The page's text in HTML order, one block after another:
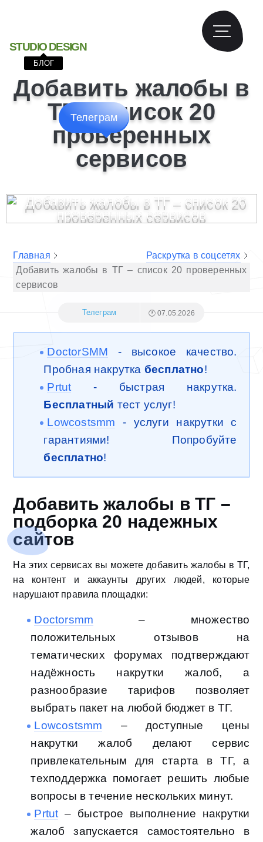
STUDIO DESIGN
БЛОГ
Добавить жалобы в
ТГ – список 20
проверенных
сервисов
Телеграм
Главная
Раскрутка в соцсетях
Добавить жалобы в ТГ – список 20 проверенных
сервисов
Телеграм 🕐 07.05.2026
DoctorSMM - высокое качество.
Пробная накрутка бесплатно!
Prtut - быстрая накрутка.
Бесплатный тест услуг!
Lowcostsmm - услуги накрутки с
гарантиями! Попробуйте
бесплатно!
Добавить жалобы в ТГ –
подборка 20 надежных
сайтов
На этих сервисах вы можете добавить жалобы в ТГ,
на контент и аккаунты других людей, которые
нарушают правила площадки:
Doctorsmm – множество
положительных отзывов на
тематических форумах подтверждают
надёжность накрутки жалоб, а
разнообразие тарифов позволяет
выбрать пакет на любой бюджет в ТГ.
Lowcostsmm – доступные цены
накрутки жалоб делают сервис
привлекательным для старта в ТГ, а
техподдержка помогает решить любые
вопросы в течение нескольких минут.
Prtut– быстрое выполнение накрутки
жалоб запускается самостоятельно в